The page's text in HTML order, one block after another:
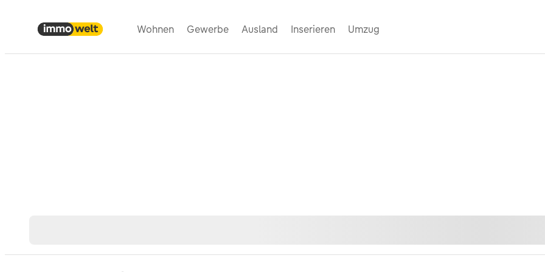
Wohnen Gewerbe Ausland Inserieren Umzug